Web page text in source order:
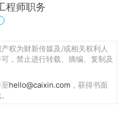
程师职务
权为财新传媒及/或相关权利人
，禁止进行转载、摘编、复制及
hello@caixin.com ，获得书面